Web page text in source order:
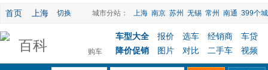
首页 上海 切换 城市分站： 上海 南京 苏州 无锡 常州 南通 399个
百科 购车
车型大全 报价 选车 经销商
车贷
降价促销
图片 对比 二手车 视频